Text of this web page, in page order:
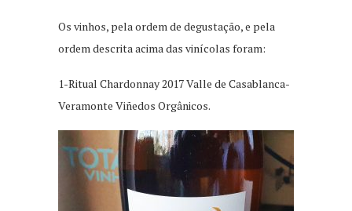
Os vinhos, pela ordem de degustação, e pela
ordem descrita acima das vinícolas foram:
1-Ritual Chardonnay 2017 Valle de Casablanca-
Veramonte Viñedos Orgânicos.